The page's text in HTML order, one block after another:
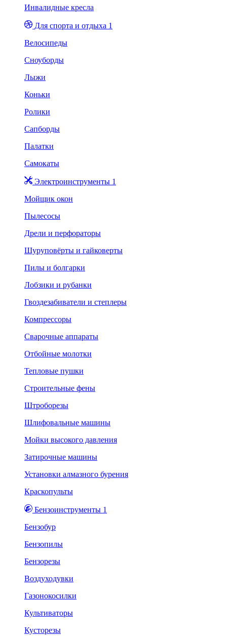
Инвалидные кресла
Для спорта и отдыха 1
Велосипеды
Сноуборды
Лыжи
Коньки
Ролики
Сапборды
Палатки
Самокаты
Электроинструменты 1
Мойщик окон
Пылесосы
Дрели и перфораторы
Шуруповёрты и гайковерты
Пилы и болгарки
Лобзики и рубанки
Гвоздезабиватели и степлеры
Компрессоры
Сварочные аппараты
Отбойные молотки
Тепловые пушки
Строительные фены
Штроборезы
Шлифовальные машины
Мойки высокого давления
Затирочные машины
Установки алмазного бурения
Краскопульты
Бензоинструменты 1
Бензобур
Бензопилы
Бензорезы
Воздуходувки
Газонокосилки
Культиваторы
Кусторезы